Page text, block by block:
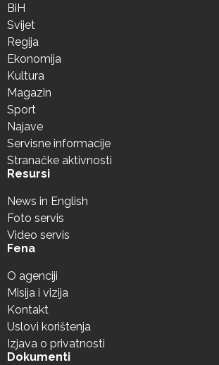
BiH
Svijet
Regija
Ekonomija
Kultura
Magazin
Sport
Najave
Servisne informacije
Stranačke aktivnosti
Resursi
News in English
Foto servis
Video servis
Fena
O agenciji
Misija i vizija
Kontakt
Uslovi korištenja
Izjava o privatnosti
Dokumenti